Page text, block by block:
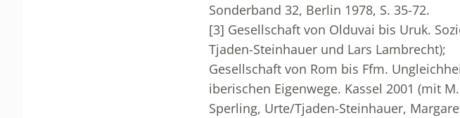
Sonderband 32, Berlin 1978, S. 35-72.
[3] Gesellschaft von Olduvai bis Uruk.
Tjaden-Steinhauer und Lars Lambrecht);
Gesellschaft von Rom bis Ffm.
iberischen Eigenwege. Kassel 2001 (mit
Sperling, Urte/Tjaden-Steinhauer,